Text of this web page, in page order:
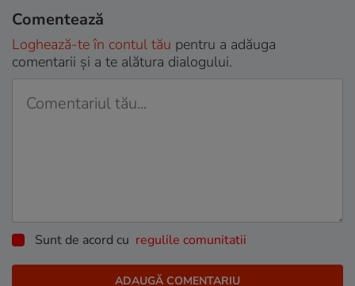
Comentează
Loghează-te în contul tău pentru a adăuga
comentarii și a te alătura dialogului.
Sunt de acord cu regulile comunitatii